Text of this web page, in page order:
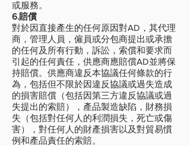
或服務。
6.賠償
對於因直接產生的任何原因對AD，其代理
商，管理人員，僱員或分包商提出或承擔
的任何及所有行動，訴訟，索償和要求而
引起的任何責任，供應商應賠償AD並將保
持賠償。供應商違反本協議任何條款的行
為，包括但不限於因違反協議或過失造成
的損害賠償（包括因第三方違反協議或過
失提出的索賠），產品製造缺陷，財務損
失（包括對任何人的利潤損失，死亡或傷
害），對任何人的財產損害以及對貿易慣
例和產品責任的索賠。